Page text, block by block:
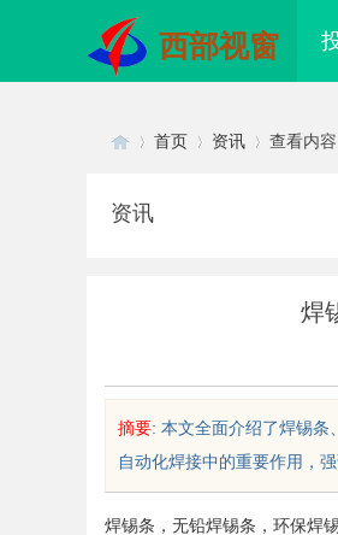
西部视窗
首页 资讯 查看内容
资讯
焊
摘要: 本文全面介绍了焊锡条
自动化焊接中的重要作用，
焊锡条，无铅焊锡条，环保焊